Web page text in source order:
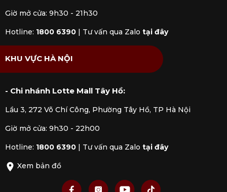
Giờ mở cửa: 9h30 - 21h30
Hotline: 1800 6390 Tư vấn qua Zalo tại đây
KHU VỰC HÀ NỘI
- Chi nhánh Lotte Mall Tây Hồ:
Lầu 3, 272 Võ Chí Công, Phường Tây Hồ, TP Hà Nội
Giờ mở cửa: 9h30 - 22h00
Hotline: 1800 6390 Tư vấn qua Zalo tại đây
Xem bản đồ